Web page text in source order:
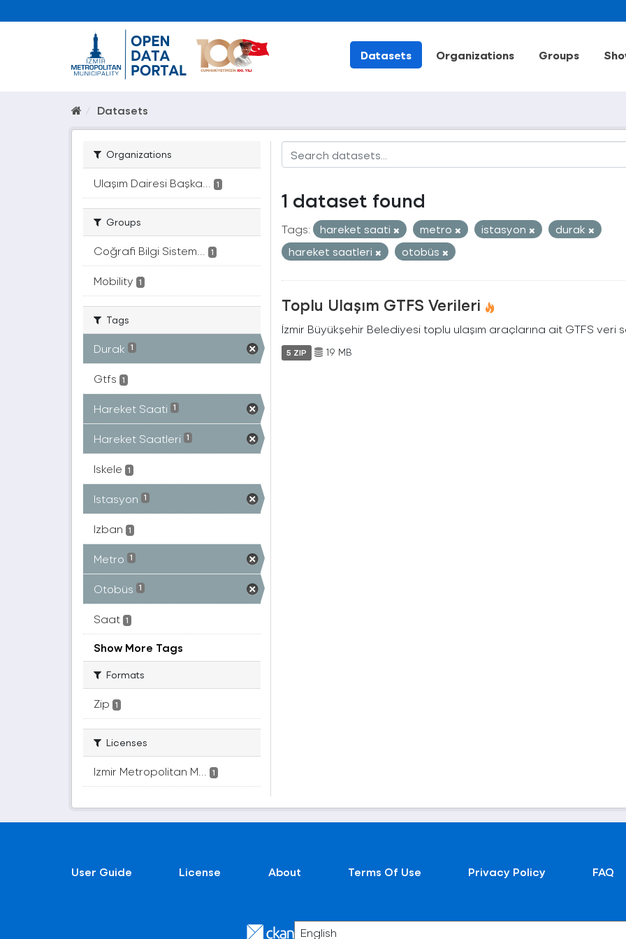
Datasets Organizations Groups
Datasets
Organizations
Ulaşım Dairesi Başka... 1
Groups
Coğrafi Bilgi Sistem... 1
Mobility 1
Tags
Durak 1
Gtfs 1
Hareket Saati 1
Hareket Saatleri 1
Iskele 1
Istasyon 1
Izban 1
Metro 1
Otobüs 1
Saat 1
Show More Tags
Formats
Zip 1
Licenses
Izmir Metropolitan M... 1
1 dataset found
Tags: hareket saati metro istasyon
durak
hareket saatleri
otobüs
Toplu Ulaşım GTFS Verileri
İzmir Büyükşehir Belediyesi toplu ulaşım araçlarına ait GTFS veri
5 ZIP 19 MB
User Guide License About Terms Of Use Privacy Policy FAQ